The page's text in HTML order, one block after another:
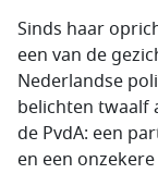
Sinds haar
een van de
Nederlandse
belichten twaalf
de PvdA: een
en een